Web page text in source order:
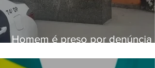
Homem é preso por denúncia
Alcântara